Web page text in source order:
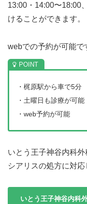
13:00・14:00〜18:00
けることができます。
webでの予約が可能で
・梶原駅から車で5分
・土曜日も診療が可能
・web予約が可能
いとう王子神谷内科外
シアリスの処方に対応
いとう王子神谷内科